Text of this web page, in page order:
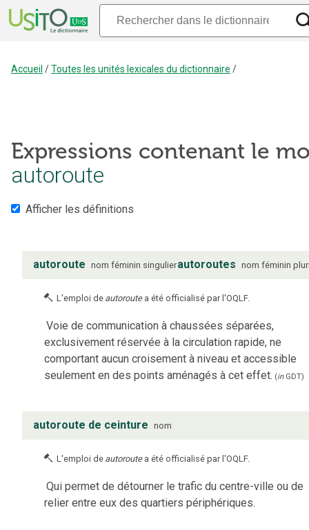
Accueil /Toutes les unités lexicales du dictionnaire /
Expressions contenant le
autoroute
Afficher les définitions
autoroute nom féminin singulierautoroutes nom féminin
L'emploi de autoroute a été officialisé par l'OQLF.
Voie de communication à chaussées séparées,
exclusivement réservée à la circulation rapide, ne
comportant aucun croisement à niveau et accessible
seulement en des points aménagés à cet effet. (inGDT)
autoroute de ceinture nom
L'emploi de autoroute a été officialisé par l'OQLF.
Qui permet de détourner le trafic du centre-ville ou de
relier entre eux des quartiers périphériques.